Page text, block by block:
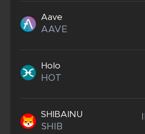
Aave
AAVE
Holo
HOT
SHIBAINU
SHIB